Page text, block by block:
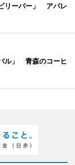
リーバー」 アパレ
ル」 青森のコーヒ